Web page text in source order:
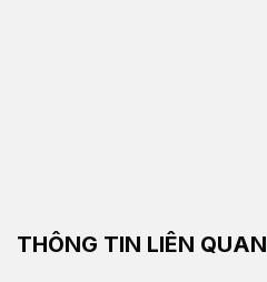
THÔNG TIN LIÊN QUAN